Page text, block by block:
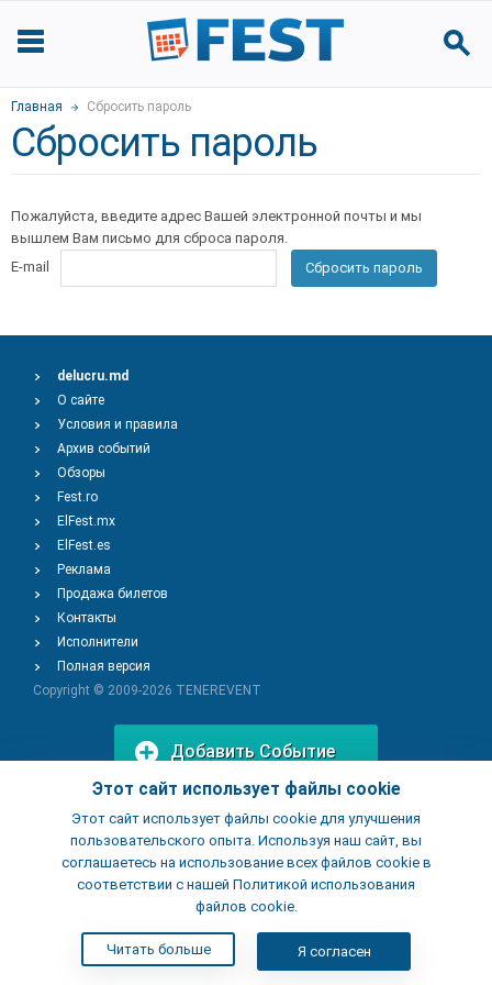
Главная Сбросить пароль
Сбросить пароль
Пожалуйста, введите адрес Вашей электронной почты и мы
вышлем Вам письмо для сброса пароля.
E-mail
Сбросить пароль
Этот сайт использует файлы cookie
Этот сайт использует файлы cookie для улучшения
пользовательского опыта. Используя наш сайт, вы
соглашаетесь на использование всех файлов cookie в
соответствии с нашей Политикой использования
файлов cookie.
Читать больше Я согласен
delucru.md
О сайте
Условия и правила
Архив событий
Обзоры
Fest.ro
ElFest.mx
ElFest.es
Реклама
Продажа билетов
Контакты
Исполнители
Полная версия
Copyright © 2009-2026 TENEREVENT
Добавить Событие
Добавить Заведение